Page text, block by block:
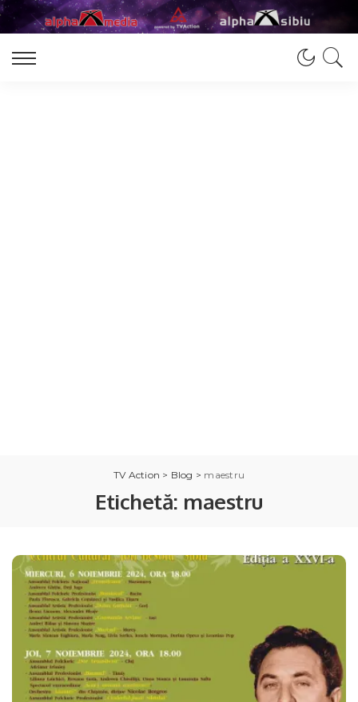
TV Action > Blog > maestru
Etichetă: maestru